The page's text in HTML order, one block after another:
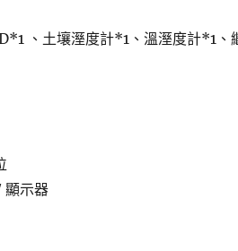
、土壤溼度計*1、溫溼度計*1、
示器